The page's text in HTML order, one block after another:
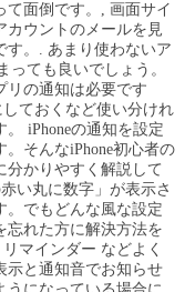
て面倒です。, 画面サイ
カウントのメールを見
す。. あまり使わないア
ても良いでしょう。
リの通知は必要です
ておくなど使い分けれ
iPhoneの通知を設定
そんなiPhone初心者の
分かりやすく解説して
い丸に数字」が表示さ
。でもどんな風な設定
忘れた方に解決方法を
マインダー などよく
示と通知音でお知らせ